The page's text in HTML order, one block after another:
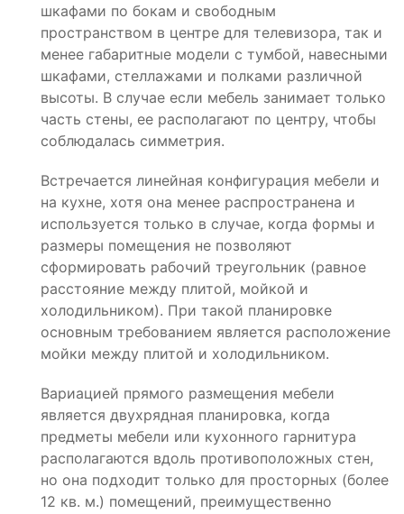
шкафами по бокам и свободным
пространством в центре для телевизора, так и
менее габаритные модели с тумбой, навесными
шкафами, стеллажами и полками различной
высоты. В случае если мебель занимает только
часть стены, ее располагают по центру, чтобы
соблюдалась симметрия.
Встречается линейная конфигурация мебели и
на кухне, хотя она менее распространена и
используется только в случае, когда формы и
размеры помещения не позволяют
сформировать рабочий треугольник (равное
расстояние между плитой, мойкой и
холодильником). При такой планировке
основным требованием является расположение
мойки между плитой и холодильником.
Вариацией прямого размещения мебели
является двухрядная планировка, когда
предметы мебели или кухонного гарнитура
располагаются вдоль противоположных стен,
но она подходит только для просторных (более
12 кв. м.) помещений, преимущественно